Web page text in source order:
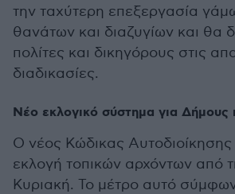
την ταχύτερη επεξεργασία
θανάτων και διαζυγίων και θα
πολίτες και δικηγόρους στις
διαδικασίες.
Νέο εκλογικό σύστημα για Δήμους
Ο νέος Κώδικας Αυτοδιοίκησης
εκλογή τοπικών αρχόντων από
Κυριακή. Το μέτρο αυτό